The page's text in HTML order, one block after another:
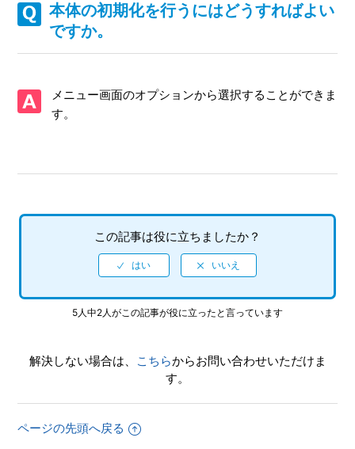
ゲームを終了するにはどうすればよいですか。
ステートセーブ（中断データ）はいくつ保存できますか。
複数のゲームギアミクロを持ち寄って、対戦・複数人プレイ
はできますか。
収録ソフトの取扱説明書（マニュアル）はどこで見れます
本体の初期化を行うにはどうすればよい
ですか。
メニュー画面のオプションから選択することができま
す。
この記事は役に立ちましたか？
5人中2人がこの記事が役に立ったと言っています
解決しない場合は、 こちらからお問い合わせいただけま
す。
ページの先頭へ戻る